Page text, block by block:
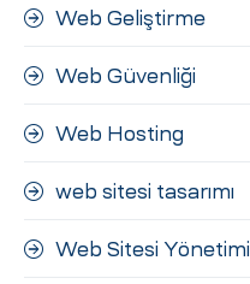
Web Geliştirme
Web Güvenliği
Web Hosting
web sitesi tasarımı
Web Sitesi Yönetimi